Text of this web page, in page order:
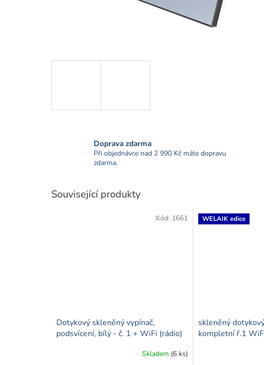
Doprava zdarma
Při objednávce nad 2 990 Kč máte dopravu
zdarma.
Související produkty
Dotykový skleněný vypínač,
podsvícení, bílý - č. 1 + WiFi (rádio)
Skladem (6 ks)
Kód: 1661 WELAIK edice
skleněný
kompletní ř.1